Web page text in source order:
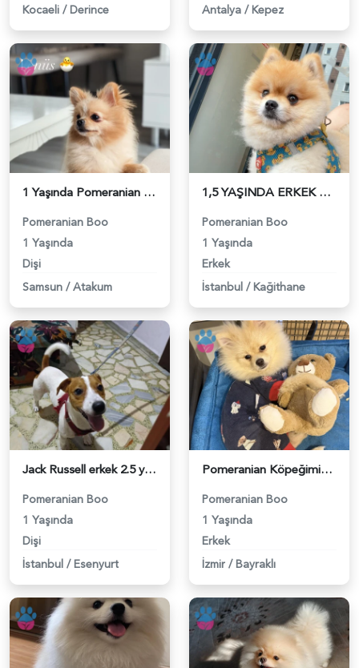
Kocaeli / Derince Antalya / Kepez
1 Yaşında Pomeranian Boo Köpeğim Eş Arıyor - 118984346
Pomeranian Boo
1 Yaşında
Dişi
Samsun / Atakum
1,5 YAŞINDA ERKEK BENZER SURAT EŞ ARIYORUZ - 118984329
Pomeranian Boo
1 Yaşında
Erkek
İstanbul / Kağithane
Jack Russell erkek 2.5 yaşında dişi arıyoruz - 118984320
Pomeranian Boo
1 Yaşında
Dişi
İstanbul / Esenyurt
Pomeranian Köpeğimiz için Eş arıyoruz - 118984274
Pomeranian Boo
1 Yaşında
Erkek
İzmir / Bayraklı